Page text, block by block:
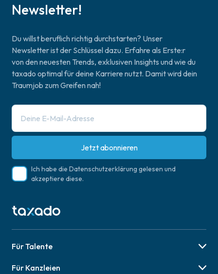
Newsletter!
Du willst beruflich richtig durchstarten? Unser
Newsletter ist der Schlüssel dazu. Erfahre als Erste:r
von den neuesten Trends, exklusiven Insights und wie du
taxado optimal für deine Karriere nutzt. Damit wird dein
Traumjob zum Greifen nah!
Jetzt abonnieren
Ich habe die Datenschutzerklärung gelesen und
akzeptiere diese.
Für Talente
Karriere-Tipps
Für Kanzleien